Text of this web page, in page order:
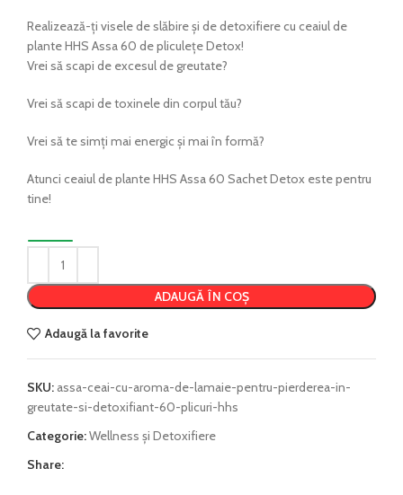
Realizează-ți visele de slăbire și de detoxifiere cu ceaiul de
plante HHS Assa 60 de pliculețe Detox!
Vrei să scapi de excesul de greutate?
Vrei să scapi de toxinele din corpul tău?
Vrei să te simți mai energic și mai în formă?
Atunci ceaiul de plante HHS Assa 60 Sachet Detox este pentru
tine!
ADAUGĂ ÎN COȘ
Adaugă la favorite
SKU: assa-ceai-cu-aroma-de-lamaie-pentru-pierderea-in-
greutate-si-detoxifiant-60-plicuri-hhs
Categorie:Wellness și Detoxifiere
Share: